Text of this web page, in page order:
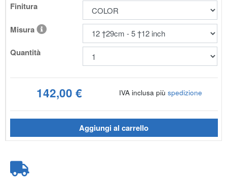
Finitura
Misura
Quantità
142,00 € IVA inclusa più spedizione
Aggiungi al carrello